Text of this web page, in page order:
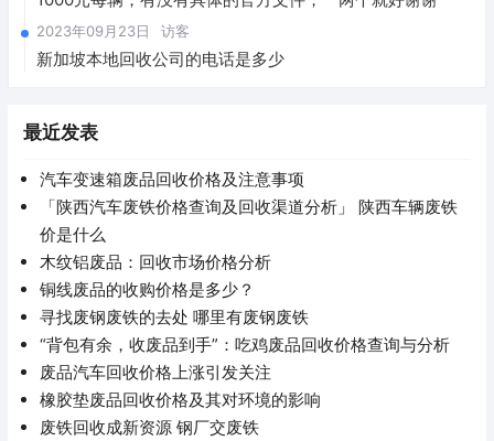
2023年09月23日 访客
新加坡本地回收公司的电话是多少
最近发表
汽车变速箱废品回收价格及注意事项
「陕西汽车废铁价格查询及回收渠道分析」 陕西车辆废铁
价是什么
木纹铝废品：回收市场价格分析
铜线废品的收购价格是多少？
寻找废钢废铁的去处 哪里有废钢废铁
“背包有余，收废品到手”：吃鸡废品回收价格查询与分析
废品汽车回收价格上涨引发关注
橡胶垫废品回收价格及其对环境的影响
废铁回收成新资源 钢厂交废铁